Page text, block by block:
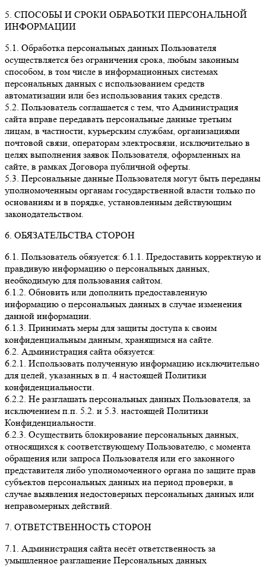
5. СПОСОБЫ И СРОКИ ОБРАБОТКИ ПЕРСОНАЛЬНОЙ
ИНФОРМАЦИИ
5.1. Обработка персональных данных Пользователя
осуществляется без ограничения срока, любым законным
способом, в том числе в информационных системах
персональных данных с использованием средств
автоматизации или без использования таких средств.
5.2. Пользователь соглашается с тем, что Администрация
сайта вправе передавать персональные данные третьим
лицам, в частности, курьерским службам, организациями
почтовой связи, операторам электросвязи, исключительно в
целях выполнения заявок Пользователя, оформленных на
сайте, в рамках Договора публичной оферты.
5.3. Персональные данные Пользователя могут быть переданы
уполномоченным органам государственной власти только по
основаниям и в порядке, установленным действующим
законодательством.
6. ОБЯЗАТЕЛЬСТВА СТОРОН
6.1. Пользователь обязуется: 6.1.1. Предоставить корректную и
правдивую информацию о персональных данных,
необходимую для пользования сайтом.
6.1.2. Обновить или дополнить предоставленную
информацию о персональных данных в случае изменения
данной информации.
6.1.3. Принимать меры для защиты доступа к своим
конфиденциальным данным, хранящимся на сайте.
6.2. Администрация сайта обязуется:
6.2.1. Использовать полученную информацию исключительно
для целей, указанных в п. 4 настоящей Политики
конфиденциальности.
6.2.2. Не разглашать персональных данных Пользователя, за
исключением п.п. 5.2. и 5.3. настоящей Политики
Конфиденциальности.
6.2.3. Осуществить блокирование персональных данных,
относящихся к соответствующему Пользователю, с момента
обращения или запроса Пользователя или его законного
представителя либо уполномоченного органа по защите прав
субъектов персональных данных на период проверки, в
случае выявления недостоверных персональных данных или
неправомерных действий.
7. ОТВЕТСТВЕННОСТЬ СТОРОН
7.1. Администрация сайта несёт ответственность за
умышленное разглашение Персональных данных